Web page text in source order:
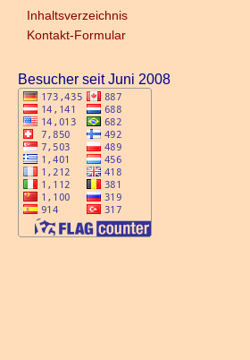
Inhaltsverzeichnis
Kontakt-Formular
Besucher seit Juni 2008